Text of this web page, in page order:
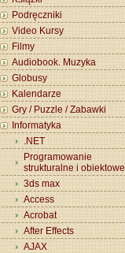
Podręczniki
Video Kursy
Filmy
Audiobook. Muzyka
Globusy
Kalendarze
Gry / Puzzle / Zabawki
Informatyka
.NET
Programowanie
strukturalne i obiektowe
3ds max
Access
Acrobat
After Effects
AJAX